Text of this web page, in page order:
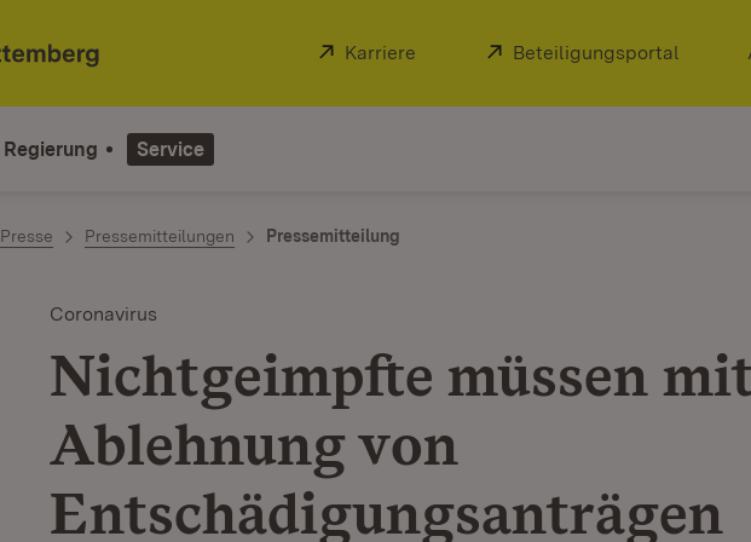
Extern:
Karriere (Öffnet in neuem Fenster)
Extern:
Beteiligungsportal
Regierung Service
Presse Pressemitteilungen Pressemitteilung
Coronavirus
Nichtgeimpfte müssen
Ablehnung von
Entschädigungsanträgen